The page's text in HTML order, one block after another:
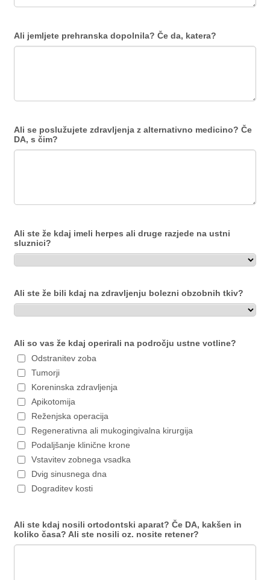
Ali jemljete prehranska dopolnila? Če da, katera?
Ali se poslužujete zdravljenja z alternativno medicino? Če
DA, s čim?
Ali ste že kdaj imeli herpes ali druge razjede na ustni
sluznici?
Ali ste že bili kdaj na zdravljenju bolezni obzobnih tkiv?
Ali so vas že kdaj operirali na področju ustne votline?
Odstranitev zoba
Tumorji
Koreninska zdravljenja
Apikotomija
Reženjska operacija
Regenerativna ali mukogingivalna kirurgija
Podaljšanje klinične krone
Vstavitev zobnega vsadka
Dvig sinusnega dna
Dograditev kosti
Ali ste kdaj nosili ortodontski aparat? Če DA, kakšen in
koliko časa? Ali ste nosili oz. nosite retener?